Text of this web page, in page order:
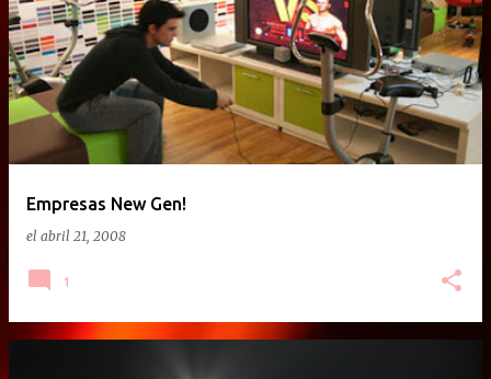
Empresas New Gen!
el abril 21, 2008
1